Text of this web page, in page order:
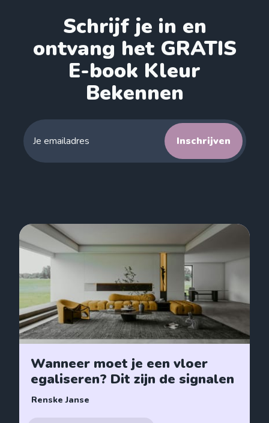
Schrijf je in en
ontvang het GRATIS
E-book Kleur
Bekennen
Inschrijven
Wanneer moet je een vloer
egaliseren? Dit zijn de signalen
Renske Janse